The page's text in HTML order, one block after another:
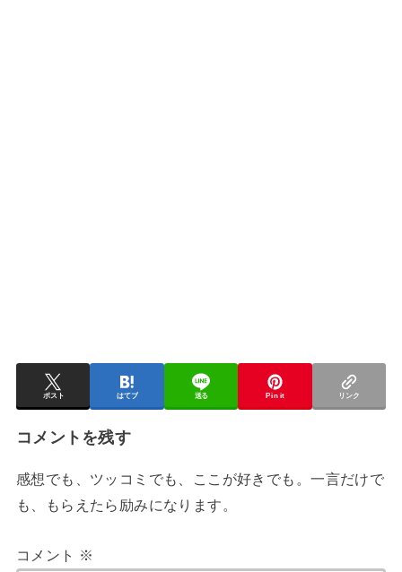
ポスト はてブ 送る Pin it リンク
コメントを残す
感想でも、ツッコミでも、ここが好きでも。一言だけで
も、もらえたら励みになります。
コメント ※